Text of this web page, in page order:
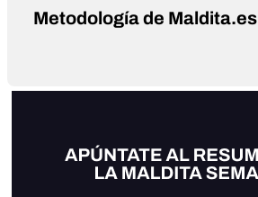
Metodología de Maldita.es